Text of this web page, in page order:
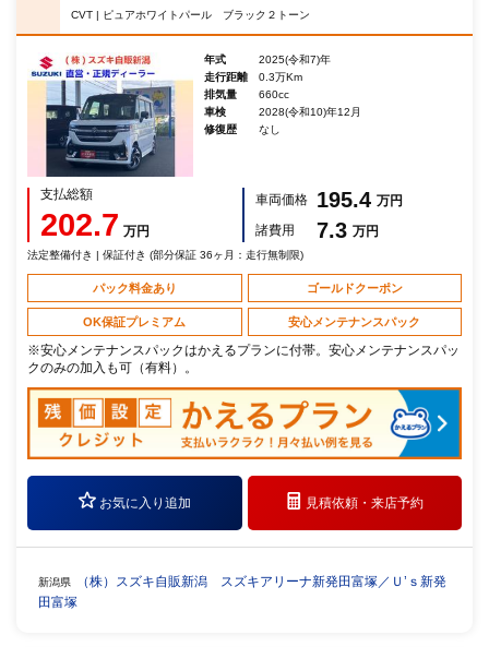
CVT | ピュアホワイトパール ブラック２トーン
年式
2025(令和7)年
走行距離
0.3万Km
排気量
660cc
車検
2028(令和10)年12月
修復歴
なし
支払総額
202.7 万円
車両価格 195.4 万円
諸費用
7.3 万円
法定整備付き | 保証付き (部分保証 36ヶ月：走行無制限)
パック料金あり ゴールドクーポン
OK保証プレミアム 安心メンテナンスパック
※安心メンテナンスパックはかえるプランに付帯。安心メンテナンスパッ
クのみの加入も可（有料）。
お気に入り追加 見積依頼・来店予約
新潟県
（株）スズキ自販新潟 スズキアリーナ新発田富塚／Ｕ’ｓ新発
田富塚